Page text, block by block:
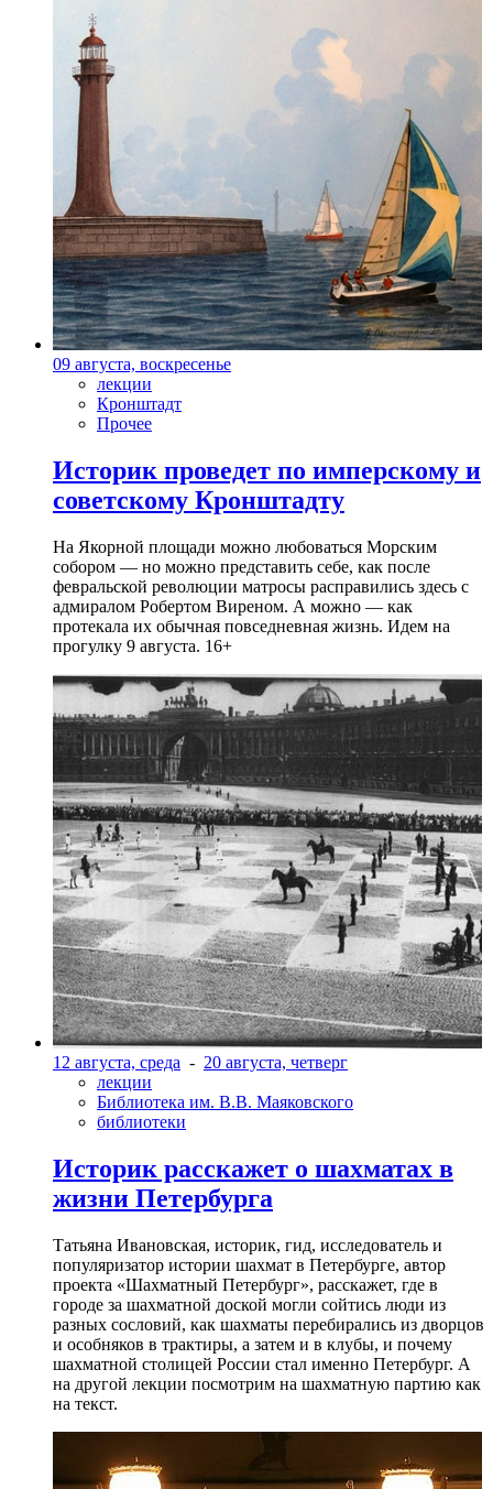
09 августа, воскресенье
лекции
Кронштадт
Прочее
Историк проведет по имперскому и
советскому Кронштадту
На Якорной площади можно любоваться Морским
собором — но можно представить себе, как после
февральской революции матросы расправились здесь с
адмиралом Робертом Виреном. А можно — как
протекала их обычная повседневная жизнь. Идем на
прогулку 9 августа. 16+
12 августа, среда - 20 августа, четверг
лекции
Библиотека им. В.В. Маяковского
библиотеки
Историк расскажет о шахматах в
жизни Петербурга
Татьяна Ивановская, историк, гид, исследователь и
популяризатор истории шахмат в Петербурге, автор
проекта «Шахматный Петербург», расскажет, где в
городе за шахматной доской могли сойтись люди из
разных сословий, как шахматы перебирались из дворцов
и особняков в трактиры, а затем и в клубы, и почему
шахматной столицей России стал именно Петербург. А
на другой лекции посмотрим на шахматную партию как
на текст.